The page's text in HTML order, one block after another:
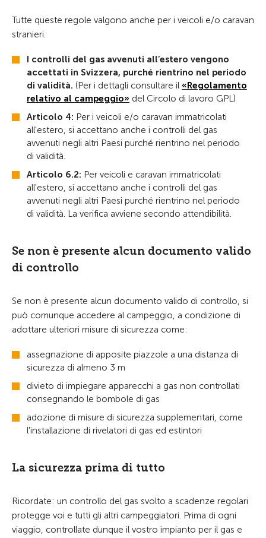
Tutte queste regole valgono anche per i veicoli e/o caravan
stranieri.
I controlli del gas avvenuti all’estero vengono
accettati in Svizzera, purché rientrino nel periodo
di validità. (Per i dettagli consultare il «Regolamento
relativo al campeggio» del Circolo di lavoro GPL)
Articolo 4: Per i veicoli e/o caravan immatricolati
all'estero, si accettano anche i controlli del gas
avvenuti negli altri Paesi purché rientrino nel periodo
di validità.
Articolo 6.2: Per veicoli e caravan immatricolati
all'estero, si accettano anche i controlli del gas
avvenuti negli altri Paesi purché rientrino nel periodo
di validità. La verifica avviene secondo attendibilità.
Se non è presente alcun documento valido
di controllo
Se non è presente alcun documento valido di controllo, si
può comunque accedere al campeggio, a condizione di
adottare ulteriori misure di sicurezza come:
assegnazione di apposite piazzole a una distanza di
sicurezza di almeno 3 m
divieto di impiegare apparecchi a gas non controllati
consegnando le bombole di gas
adozione di misure di sicurezza supplementari, come
l'installazione di rivelatori di gas ed estintori
La sicurezza prima di tutto
Ricordate: un controllo del gas svolto a scadenze regolari
protegge voi e tutti gli altri campeggiatori. Prima di ogni
viaggio, controllate dunque il vostro impianto per il gas e